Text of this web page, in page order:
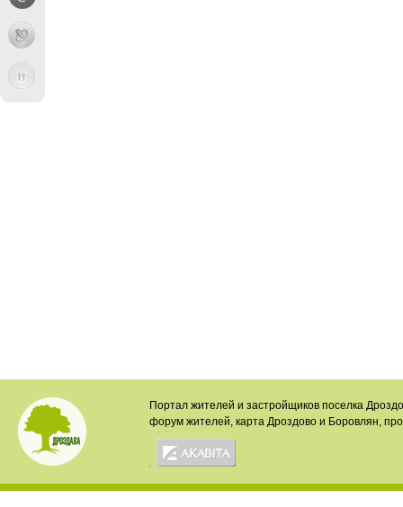
Портал жителей и застройщиков поселка
форум жителей, карта Дроздово и Боровлян,